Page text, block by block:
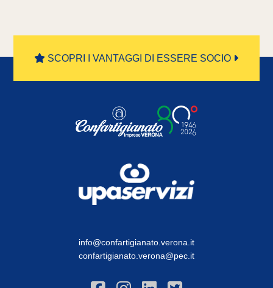
SCOPRI I VANTAGGI DI ESSERE SOCIO
info@confartigianato.verona.it
confartigianato.verona@pec.it